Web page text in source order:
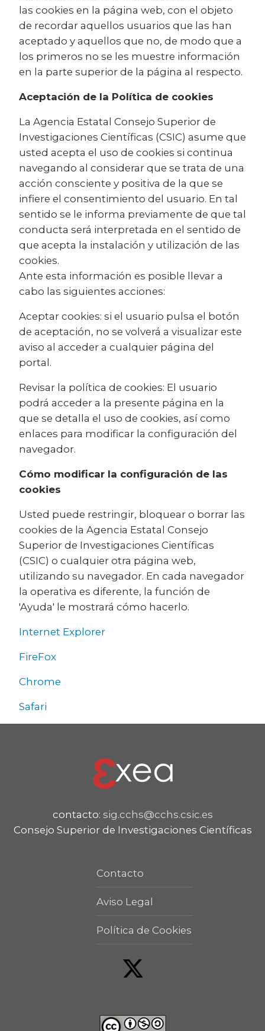
las cookies en la página web, con el objeto
de recordar aquellos usuarios que las han
aceptado y aquellos que no, de modo que a
los primeros no se les muestre información
en la parte superior de la página al respecto.
Aceptación de la Política de cookies
La Agencia Estatal Consejo Superior de
Investigaciones Científicas (CSIC) asume que
usted acepta el uso de cookies si continua
navegando al considerar que se trata de una
acción consciente y positiva de la que se
infiere el consentimiento del usuario. En tal
sentido se le informa previamente de que tal
conducta será interpretada en el sentido de
que acepta la instalación y utilización de las
cookies.
Ante esta información es posible llevar a
cabo las siguientes acciones:
Aceptar cookies: si el usuario pulsa el botón
de aceptación, no se volverá a visualizar este
aviso al acceder a cualquier página del
portal.
Revisar la política de cookies: El usuario
podrá acceder a la presente página en la
que se detalla el uso de cookies, así como
enlaces para modificar la configuración del
navegador.
Cómo modificar la configuración de las
cookies
Usted puede restringir, bloquear o borrar las
cookies de la Agencia Estatal Consejo
Superior de Investigaciones Científicas
(CSIC) o cualquier otra página web,
utilizando su navegador. En cada navegador
la operativa es diferente, la función de
'Ayuda' le mostrará cómo hacerlo.
Internet Explorer
FireFox
Chrome
Safari
contacto: sig.cchs@cchs.csic.es
Consejo Superior de Investigaciones Científicas
Contacto
Aviso Legal
Política de Cookies